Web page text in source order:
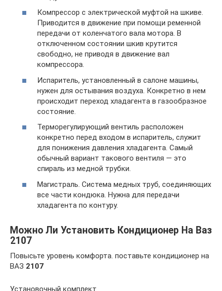
Компрессор с электрической муфтой на шкиве.
Приводится в движение при помощи ременной
передачи от коленчатого вала мотора. В
отключенном состоянии шкив крутится
свободно, не приводя в движение вал
компрессора.
Испаритель, установленный в салоне машины,
нужен для остывания воздуха. Конкретно в нем
происходит переход хладагента в газообразное
состояние.
Терморегулирующий вентиль расположен
конкретно перед входом в испаритель, служит
для понижения давления хладагента. Самый
обычный вариант такового вентиля — это
спираль из медной трубки.
Магистраль. Система медных труб, соединяющих
все части кондюка. Нужна для передачи
хладагента по контуру.
Можно Ли Установить Кондиционер На Ваз
2107
Повысьте уровень комфорта. поставьте кондиционер на
ВАЗ 2107
Установочный комплект